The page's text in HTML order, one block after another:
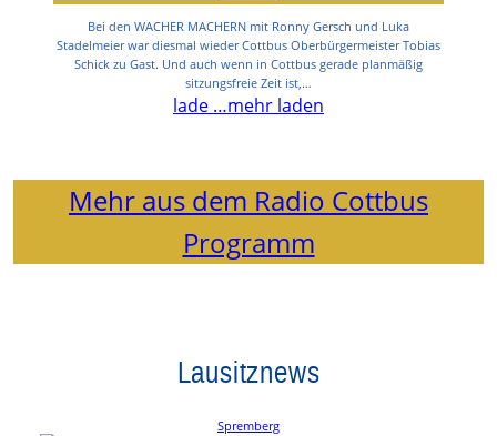
Bei den WACHER MACHERN mit Ronny Gersch und Luka
Stadelmeier war diesmal wieder Cottbus Oberbürgermeister Tobias
Schick zu Gast. Und auch wenn in Cottbus gerade planmäßig
sitzungsfreie Zeit ist,…
lade …mehr laden
Mehr aus dem Radio Cottbus
Programm
Lausitznews
Spremberg